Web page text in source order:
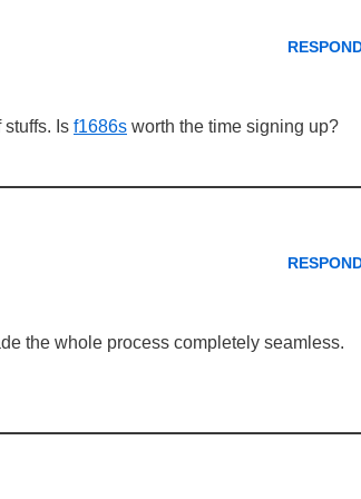
Is f1686s worth the time signing up?
the whole process completely seamless.